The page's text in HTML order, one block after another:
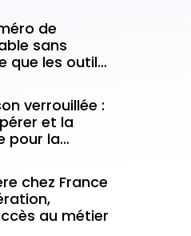
de
sans
que les outils
verrouillée :
et la
pour la
chez France
au métier